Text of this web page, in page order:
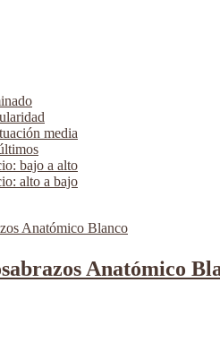
media
bajo a alto
alto a bajo
Anatómico